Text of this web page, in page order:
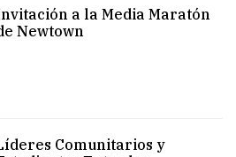
a la Media Maratón
Newtown
Comunitarios y